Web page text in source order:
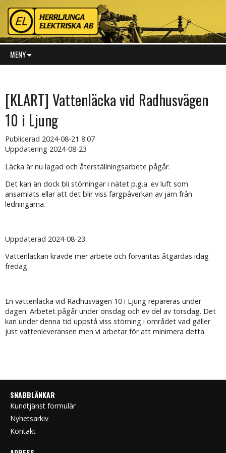
MENY
[KLART] Vattenläcka vid Radhusvägen
10 i Ljung
Publicerad 2024-08-21 8:07
Uppdatering 2024-08-23
Läcka är nu lagad och återställningsarbete pågår.
Det kan än dock bli störningar i nätet p.g.a. ev luft som
ansamlats ellar att det blir viss färgpåverkan av järn från
ledningarna.
Uppdaterad 2024-08-23
Vattenläckan krävde mer arbete och förväntas åtgärdas idag
fredag.
En vattenläcka vid Radhusvägen 10 i Ljung repareras under
dagen. Arbetet pågår under onsdag och ev del av torsdag. Det
kan under denna tid uppstå viss störning i området vad gäller
just vattenleveransen men vi arbetar för att minimera detta.
SNABBLÄNKAR
Kundtjänst formulär
Nyhetsarkiv
Kontakt